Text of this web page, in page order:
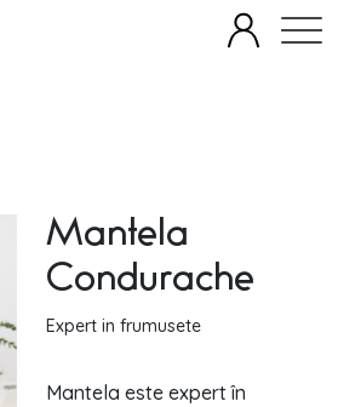
Mantela
Condurache
Expert in frumusete
Mantela este expert în